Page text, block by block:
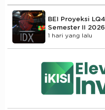
BEI Proyeksi
Semester II 2026
1 hari yang lalu